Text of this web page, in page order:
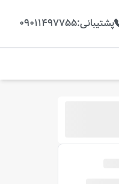
پشتیبانی:
09011497755